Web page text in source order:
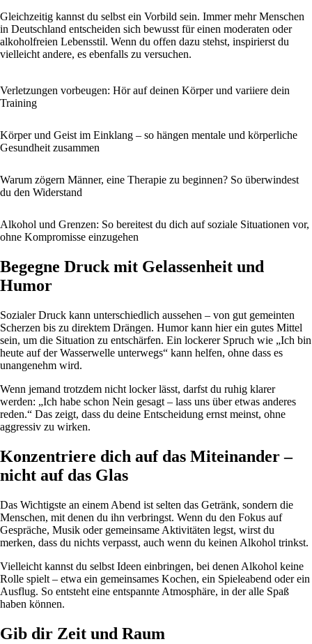
Gleichzeitig kannst du selbst ein Vorbild sein. Immer mehr Menschen
in Deutschland entscheiden sich bewusst für einen moderaten oder
alkoholfreien Lebensstil. Wenn du offen dazu stehst, inspirierst du
vielleicht andere, es ebenfalls zu versuchen.
Verletzungen vorbeugen: Hör auf deinen Körper und variiere dein
Training
Körper und Geist im Einklang – so hängen mentale und körperliche
Gesundheit zusammen
Warum zögern Männer, eine Therapie zu beginnen? So überwindest
du den Widerstand
Alkohol und Grenzen: So bereitest du dich auf soziale Situationen vor,
ohne Kompromisse einzugehen
Begegne Druck mit Gelassenheit und
Humor
Sozialer Druck kann unterschiedlich aussehen – von gut gemeinten
Scherzen bis zu direktem Drängen. Humor kann hier ein gutes Mittel
sein, um die Situation zu entschärfen. Ein lockerer Spruch wie „Ich bin
heute auf der Wasserwelle unterwegs“ kann helfen, ohne dass es
unangenehm wird.
Wenn jemand trotzdem nicht locker lässt, darfst du ruhig klarer
werden: „Ich habe schon Nein gesagt – lass uns über etwas anderes
reden.“ Das zeigt, dass du deine Entscheidung ernst meinst, ohne
aggressiv zu wirken.
Konzentriere dich auf das Miteinander –
nicht auf das Glas
Das Wichtigste an einem Abend ist selten das Getränk, sondern die
Menschen, mit denen du ihn verbringst. Wenn du den Fokus auf
Gespräche, Musik oder gemeinsame Aktivitäten legst, wirst du
merken, dass du nichts verpasst, auch wenn du keinen Alkohol trinkst.
Vielleicht kannst du selbst Ideen einbringen, bei denen Alkohol keine
Rolle spielt – etwa ein gemeinsames Kochen, ein Spieleabend oder ein
Ausflug. So entsteht eine entspannte Atmosphäre, in der alle Spaß
haben können.
Gib dir Zeit und Raum